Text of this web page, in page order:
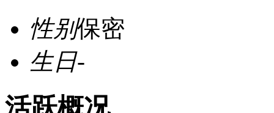
性别保密
生日-